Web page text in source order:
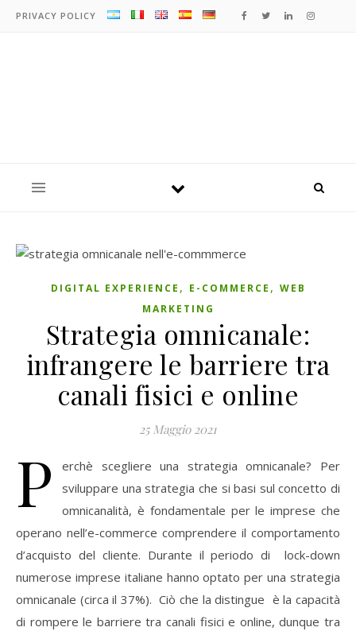
PRIVACY POLICY
DIGITAL EXPERIENCE , E-COMMERCE , WEB
MARKETING
Strategia omnicanale:
infrangere le barriere tra
canali fisici e online
25 Maggio 2021
P
erchè scegliere una strategia omnicanale? Per
sviluppare una strategia che si basi sul concetto di
omnicanalità, è fondamentale per le imprese che
operano nell’e-commerce comprendere il comportamento
d’acquisto del cliente. Durante il periodo di lock-down
numerose imprese italiane hanno optato per una strategia
omnicanale (circa il 37%). Ciò che la distingue è la capacità
di rompere le barriere tra canali fisici e online, dunque tra